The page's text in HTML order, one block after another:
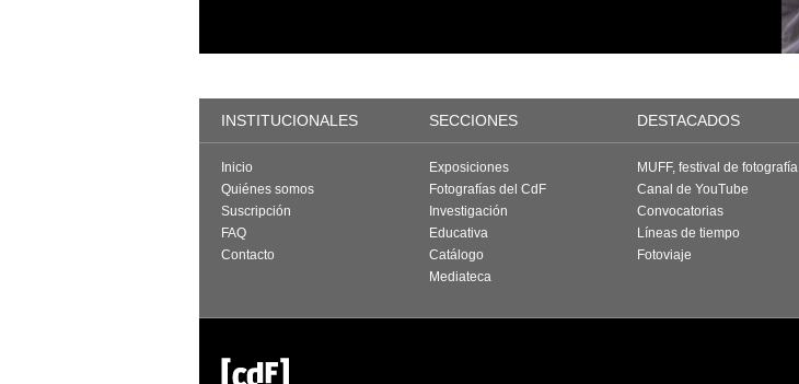
INSTITUCIONALES SECCIONES DESTACADOS
Inicio
Quiénes somos
Suscripción
FAQ
Contacto
Exposiciones
Fotografías del CdF
Investigación
Educativa
Catálogo
Mediateca
MUFF, festival de fotografía
Canal de YouTube
Convocatorias
Líneas de tiempo
Fotoviaje